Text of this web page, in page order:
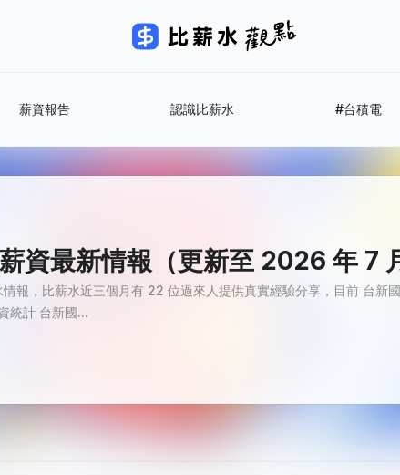
薪資報告 認識比薪水 #台積電
資最新情報（更新至 2026 年 7
報，比薪水近三個月有 22 位過來人提供真實經驗分享，目前 台新
統計 台新國...